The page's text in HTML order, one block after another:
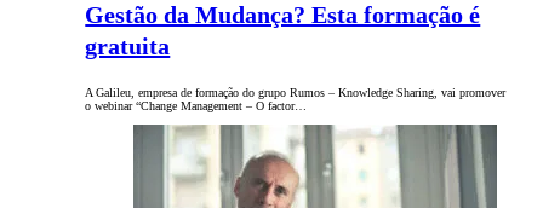
Gestão da Mudança? Esta formação é
gratuita
A Galileu, empresa de formação do grupo Rumos – Knowledge Sharing, vai promover
o webinar “Change Management – O factor…